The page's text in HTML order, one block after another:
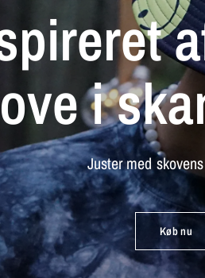
i
Justermed skovens
Køb nu